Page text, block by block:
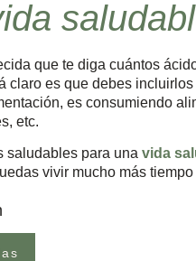
que te diga cuántos
claro es que debes
es consumiendo
etc.
saludables para una vida
vivir mucho más